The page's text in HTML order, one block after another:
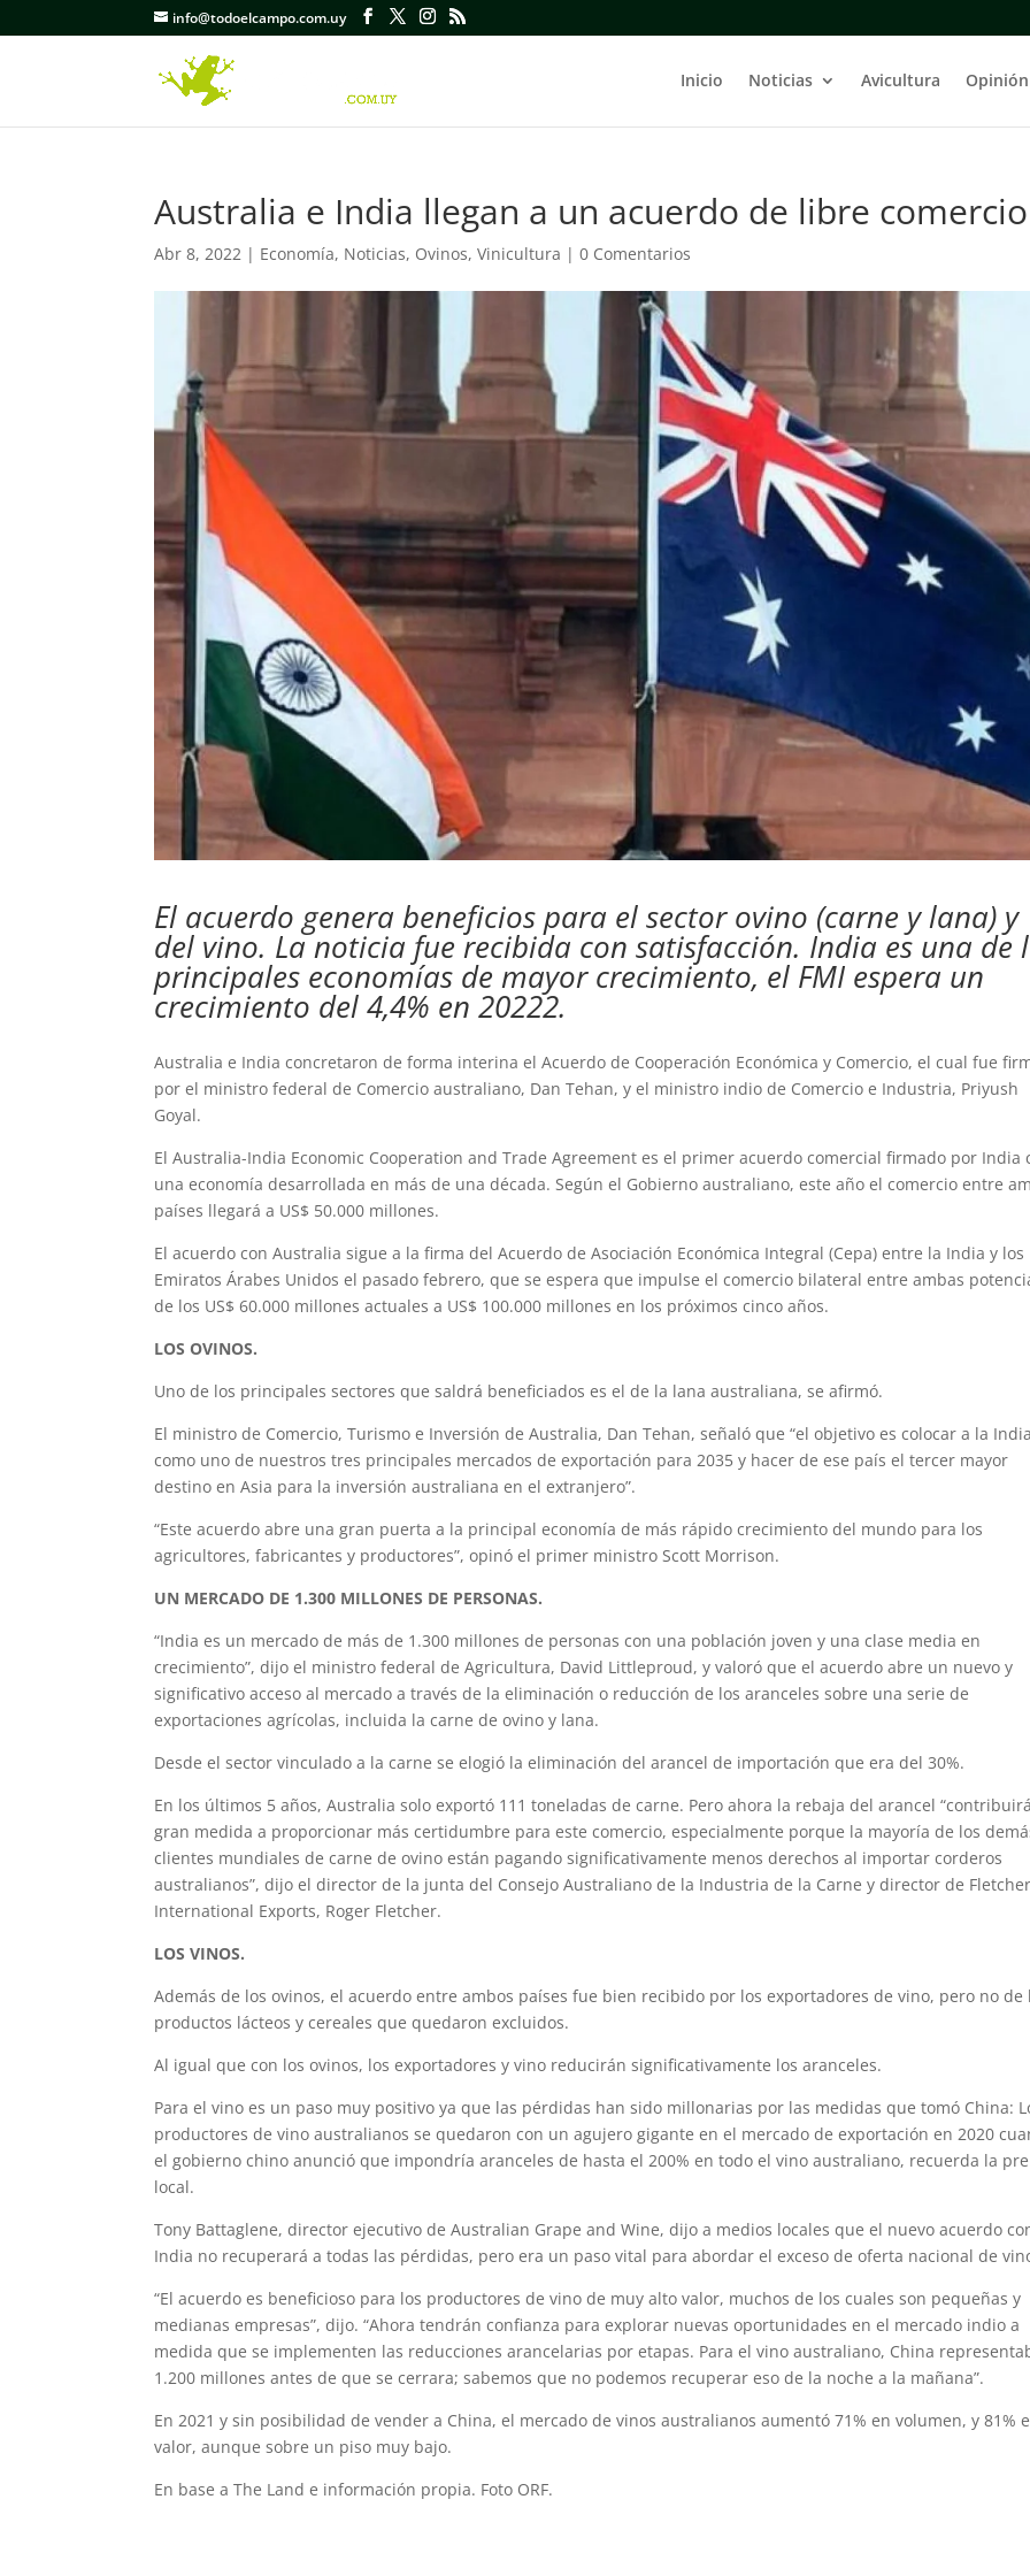
info@todoelcampo.com.uy
Inicio Noticias Avicultura Opinión
Australia e India llegan a un acuerdo de libre
Abr 8, 2022 | Economía, Noticias, Ovinos,Vinicultura |0 Comentarios
El acuerdo genera beneficios para el sector ovino (carne y lana) y
del vino. La noticia fue recibida con satisfacción. India es una de
principales economías de mayor crecimiento, el FMI espera un
crecimiento del 4,4% en 20222.
Australia e India concretaron de forma interina el Acuerdo de Cooperación Económica y Comercio, el cual fue
por el ministro federal de Comercio australiano, Dan Tehan, y el ministro indio de Comercio e Industria, Priyush
Goyal.
El Australia-India Economic Cooperation and Trade Agreement es el primer acuerdo comercial firmado por India
una economía desarrollada en más de una década. Según el Gobierno australiano, este año el comercio entre
países llegará a US$ 50.000 millones.
El acuerdo con Australia sigue a la firma del Acuerdo de Asociación Económica Integral (Cepa) entre la India y los
Emiratos Árabes Unidos el pasado febrero, que se espera que impulse el comercio bilateral entre ambas
de los US$ 60.000 millones actuales a US$ 100.000 millones en los próximos cinco años.
LOS OVINOS.
Uno de los principales sectores que saldrá beneficiados es el de la lana australiana, se afirmó.
El ministro de Comercio, Turismo e Inversión de Australia, Dan Tehan, señaló que “el objetivo es colocar a la
como uno de nuestros tres principales mercados de exportación para 2035 y hacer de ese país el tercer mayor
destino en Asia para la inversión australiana en el extranjero”.
“Este acuerdo abre una gran puerta a la principal economía de más rápido crecimiento del mundo para los
agricultores, fabricantes y productores”, opinó el primer ministro Scott Morrison.
UN MERCADO DE 1.300 MILLONES DE PERSONAS.
“India es un mercado de más de 1.300 millones de personas con una población joven y una clase media en
crecimiento”, dijo el ministro federal de Agricultura, David Littleproud, y valoró que el acuerdo abre un nuevo y
significativo acceso al mercado a través de la eliminación o reducción de los aranceles sobre una serie de
exportaciones agrícolas, incluida la carne de ovino y lana.
Desde el sector vinculado a la carne se elogió la eliminación del arancel de importación que era del 30%.
En los últimos 5 años, Australia solo exportó 111 toneladas de carne. Pero ahora la rebaja del arancel
gran medida a proporcionar más certidumbre para este comercio, especialmente porque la mayoría de los
clientes mundiales de carne de ovino están pagando significativamente menos derechos al importar corderos
australianos”, dijo el director de la junta del Consejo Australiano de la Industria de la Carne y director de
International Exports, Roger Fletcher.
LOS VINOS.
Además de los ovinos, el acuerdo entre ambos países fue bien recibido por los exportadores de vino, pero no de
productos lácteos y cereales que quedaron excluidos.
Al igual que con los ovinos, los exportadores y vino reducirán significativamente los aranceles.
Para el vino es un paso muy positivo ya que las pérdidas han sido millonarias por las medidas que tomó China:
productores de vino australianos se quedaron con un agujero gigante en el mercado de exportación en 2020
el gobierno chino anunció que impondría aranceles de hasta el 200% en todo el vino australiano, recuerda la
local.
Tony Battaglene, director ejecutivo de Australian Grape and Wine, dijo a medios locales que el nuevo acuerdo
India no recuperará a todas las pérdidas, pero era un paso vital para abordar el exceso de oferta nacional de
“El acuerdo es beneficioso para los productores de vino de muy alto valor, muchos de los cuales son pequeñas y
medianas empresas”, dijo. “Ahora tendrán confianza para explorar nuevas oportunidades en el mercado indio a
medida que se implementen las reducciones arancelarias por etapas. Para el vino australiano, China
1.200 millones antes de que se cerrara; sabemos que no podemos recuperar eso de la noche a la mañana”.
En 2021 y sin posibilidad de vender a China, el mercado de vinos australianos aumentó 71% en volumen, y 81%
valor, aunque sobre un piso muy bajo.
En base a The Land e información propia. Foto ORF.